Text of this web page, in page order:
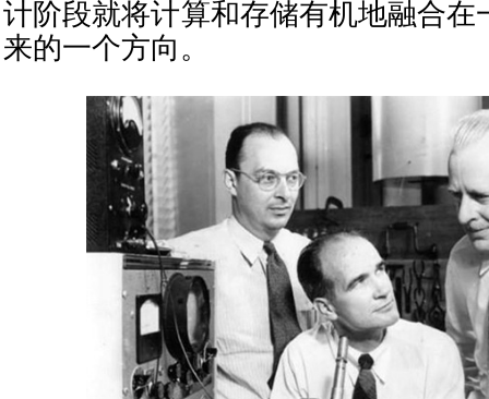
计阶段就将计算和存储有机地融合在
来的一个方向。